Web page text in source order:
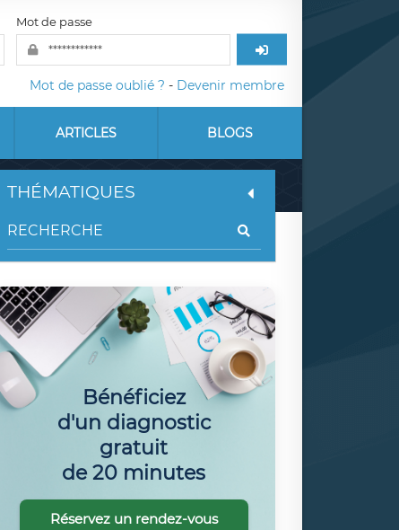
Mot de passe
Mot de passe oublié ? - Devenir membre
ARTICLES BLOGS
THÉMATIQUES
Bénéficiez
d'un diagnostic
gratuit
de 20 minutes
Réservez un rendez-vous